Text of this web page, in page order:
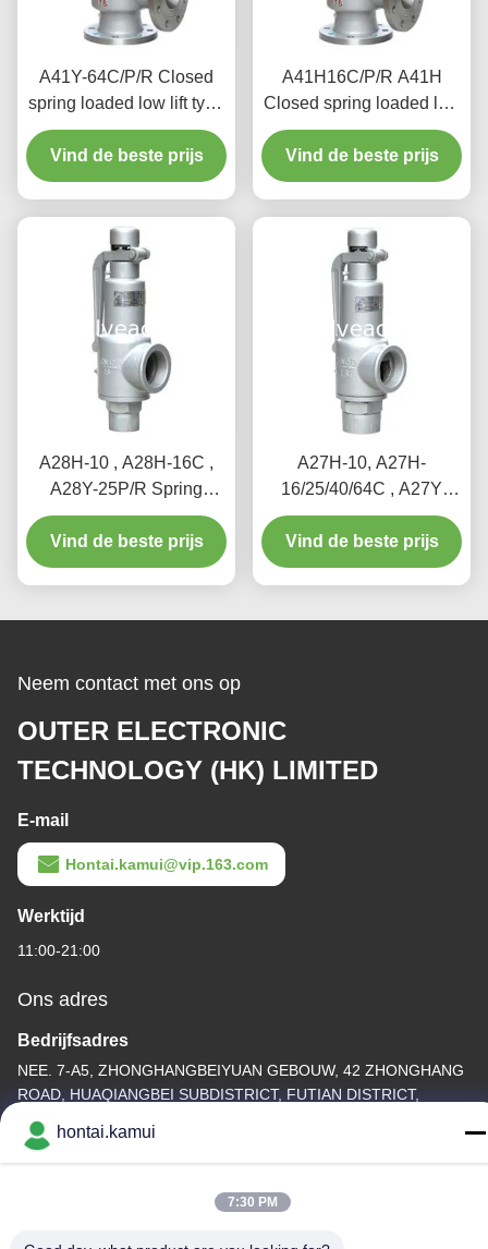
A41Y-64C/P/R Closed
spring loaded low lift type
safety valve（A41Y）
suitable for working
temperature 300degree
Vind de beste prijs
A41H16C/P/R A41H
Closed spring loaded low
lift type safety valve,
suitable for equipment
and pipeline
Vind de beste prijs
A28H-10 , A28H-16C ,
A28Y-25P/R Spring
loaded full lift safety valve
witha lever（A28H）
Vind de beste prijs
A27H-10, A27H-
16/25/40/64C , A27Y
Spring loaded low lift
safety valve for
equipment and piping
Vind de beste prijs
Neem contact met ons op
OUTER ELECTRONIC
TECHNOLOGY (HK) LIMITED
E-mail
Hontai.kamui@vip.163.com
Werktijd
11:00-21:00
Ons adres
Bedrijfsadres
NEE. 7-A5, ZHONGHANGBEIYUAN GEBOUW, 42 ZHONGHANG
ROAD, HUAQIANGBEI SUBDISTRICT, FUTIAN DISTRICT,
SHENZHEN, CHINA
Fabrieksadres
hontai.kamui
7:30 PM